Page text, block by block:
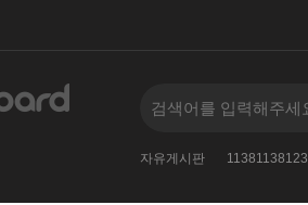
자유게시판 11381138123